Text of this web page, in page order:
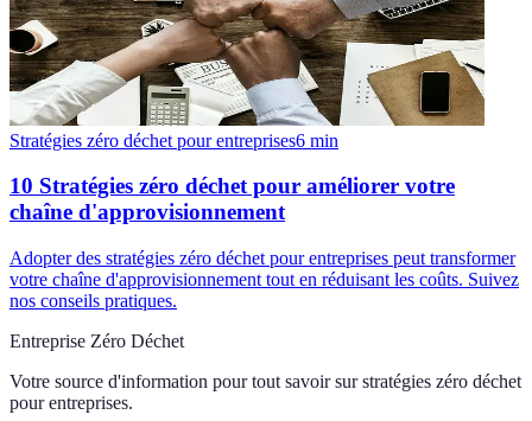
Stratégies zéro déchet pour entreprises6 min
10 Stratégies zéro déchet pour améliorer votre
chaîne d'approvisionnement
Adopter des stratégies zéro déchet pour entreprises peut transformer
votre chaîne d'approvisionnement tout en réduisant les coûts. Suivez
nos conseils pratiques.
Entreprise Zéro Déchet
Votre source d'information pour tout savoir sur stratégies zéro déchet
pour entreprises.